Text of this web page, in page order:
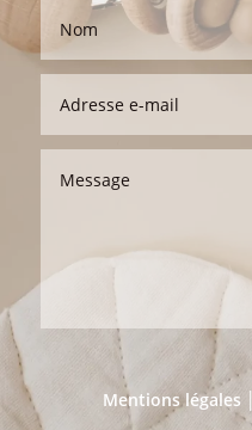
Mentions légales │